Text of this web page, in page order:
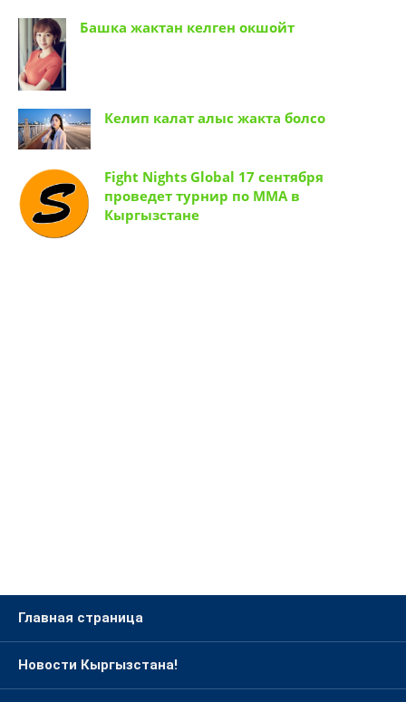
Башка жактан келген окшойт
Келип калат алыс жакта болсо
Fight Nights Global 17 сентября
проведет турнир по ММА в
Кыргызстане
Главная страница
Новости Кыргызстана!